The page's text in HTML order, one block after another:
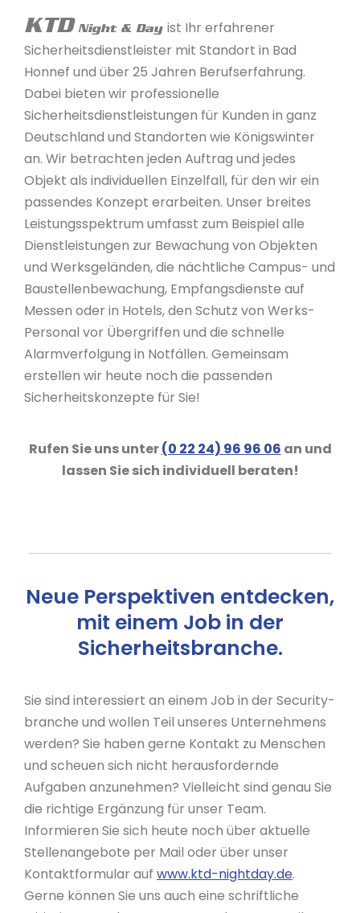
KTD Night & Day ist Ihr erfahrener
Sicherheitsdienstleister mit Standort in Bad
Honnef und über 25 Jahren Berufserfahrung.
Dabei bieten wir professionelle
Sicherheitsdienstleistungen für Kunden in ganz
Deutschland und Standorten wie Königswinter
an. Wir betrachten jeden Auftrag und jedes
Objekt als individuellen Einzelfall, für den wir ein
passendes Konzept erarbeiten. Unser breites
Leistungsspektrum umfasst zum Beispiel alle
Dienstleistungen zur Bewachung von Objekten
und Werksgeländen, die nächtliche Campus- und
Baustellenbewachung, Empfangsdienste auf
Messen oder in Hotels, den Schutz von Werks-
Personal vor Übergriffen und die schnelle
Alarmverfolgung in Notfällen. Gemeinsam
erstellen wir heute noch die passenden
Sicherheitskonzepte für Sie!
Rufen Sie uns unter(0 22 24) 96 96 06 an und
lassen Sie sich individuell beraten!
Neue Perspektiven entdecken,
mit einem Job in der
Sicherheitsbranche.
Sie sind interessiert an einem Job in der Security-
branche und wollen Teil unseres Unternehmens
werden? Sie haben gerne Kontakt zu Menschen
und scheuen sich nicht herausfordernde
Aufgaben anzunehmen? Vielleicht sind genau Sie
die richtige Ergänzung für unser Team.
Informieren Sie sich heute noch über aktuelle
Stellenangebote per Mail oder über unser
Kontaktformular auf www.ktd-nightday.de.
Gerne können Sie uns auch eine schriftliche